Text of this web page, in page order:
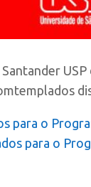
para o
para o